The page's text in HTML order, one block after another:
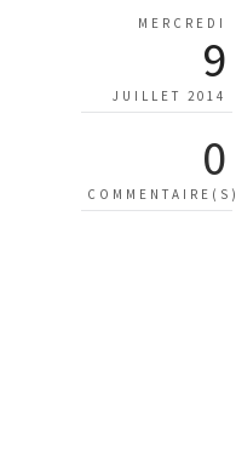
MERCREDI
9
JUILLET 2014
0
COMMENTAIRE(S)